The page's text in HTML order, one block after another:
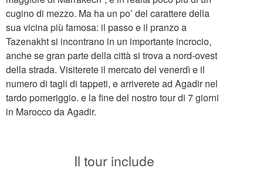
cugino di mezzo. Ma ha un po’ del carattere della
sua vicina più famosa: il passo e il pranzo a
Tazenakht si incontrano in un importante incrocio,
anche se gran parte della città si trova a nord-ovest
della strada. Visiterete il mercato del venerdì e il
numero di tagli di tappeti, e arriverete ad Agadir nel
tardo pomeriggio. e la fine del nostro tour di 7 giorni
in Marocco da Agadir.
Il tour include